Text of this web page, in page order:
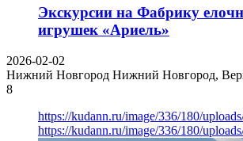
Экскурсии на Фабрику
игрушек «Ариель»
2026-02-02
Нижний Новгород Нижний Новгород,
8
https://kudann.ru/image/336/180/
https://kudann.ru/image/336/180/